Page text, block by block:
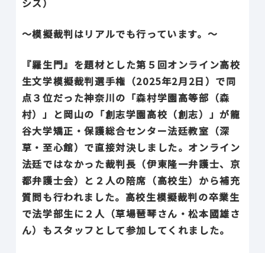
シス）
〜模擬裁判はリアルでも行っています。〜
『羅生門』を題材とした第５回オンライン高校
生文学模擬裁判選手権（2025年2月2日）で同
点３位だった神奈川の「森村学園高等部（森
村）」と岡山の「創志学園高校（創志）」が龍
谷大学矯正・保護総合センター法廷教室（深
草・至心館）で直接対決しました。オンライン
法廷ではなかった裁判長（伊東隆一弁護士、京
都弁護士会）と２人の陪席（高校生）から補充
質問も行われました。高校生模擬裁判の卒業生
で法学部生に２人（草場琶琴さん・松本國雄さ
ん）もスタッフとして参加してくれました。